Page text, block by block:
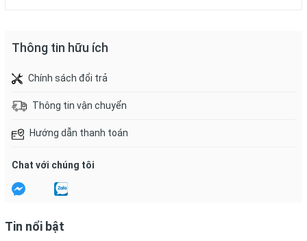
Thông tin hữu ích
Chính sách đổi trả
Thông tin vận chuyển
Hướng dẫn thanh toán
Chat với chúng tôi
Tin nổi bật